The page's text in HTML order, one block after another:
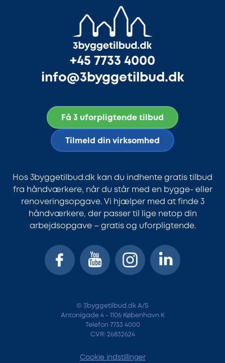
+45 7733 4000
info@3byggetilbud.dk
Få 3 uforpligtende tilbud
Tilmeld din virksomhed
Hos 3byggetilbud.dk kan du indhente gratis tilbud
fra håndværkere, når du står med en bygge- eller
renoveringsopgave. Vi hjælper med at finde 3
håndværkere, der passer til lige netop din
arbejdsopgave – gratis og uforpligtende.
© 3byggetilbud.dk A/S
Antonigade 4 - 1106 København K
Telefon 7733 4000
CVR: 26832624
Cookie indstillinger